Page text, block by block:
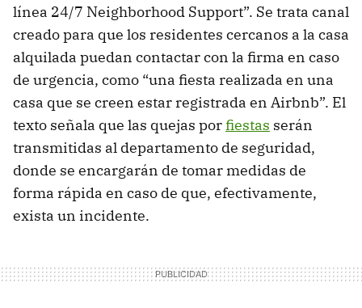
línea 24/7 Neighborhood Support”. Se trata canal
creado para que los residentes cercanos a la casa
alquilada puedan contactar con la firma en caso
de urgencia, como “una fiesta realizada en una
casa que se creen estar registrada en Airbnb”. El
texto señala que las quejas porfiestas serán
transmitidas al departamento de seguridad,
donde se encargarán de tomar medidas de
forma rápida en caso de que, efectivamente,
exista un incidente.